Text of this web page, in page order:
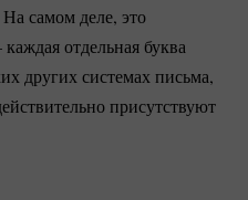
самом деле, это
отдельная буква
других системах письма,
присутствуют